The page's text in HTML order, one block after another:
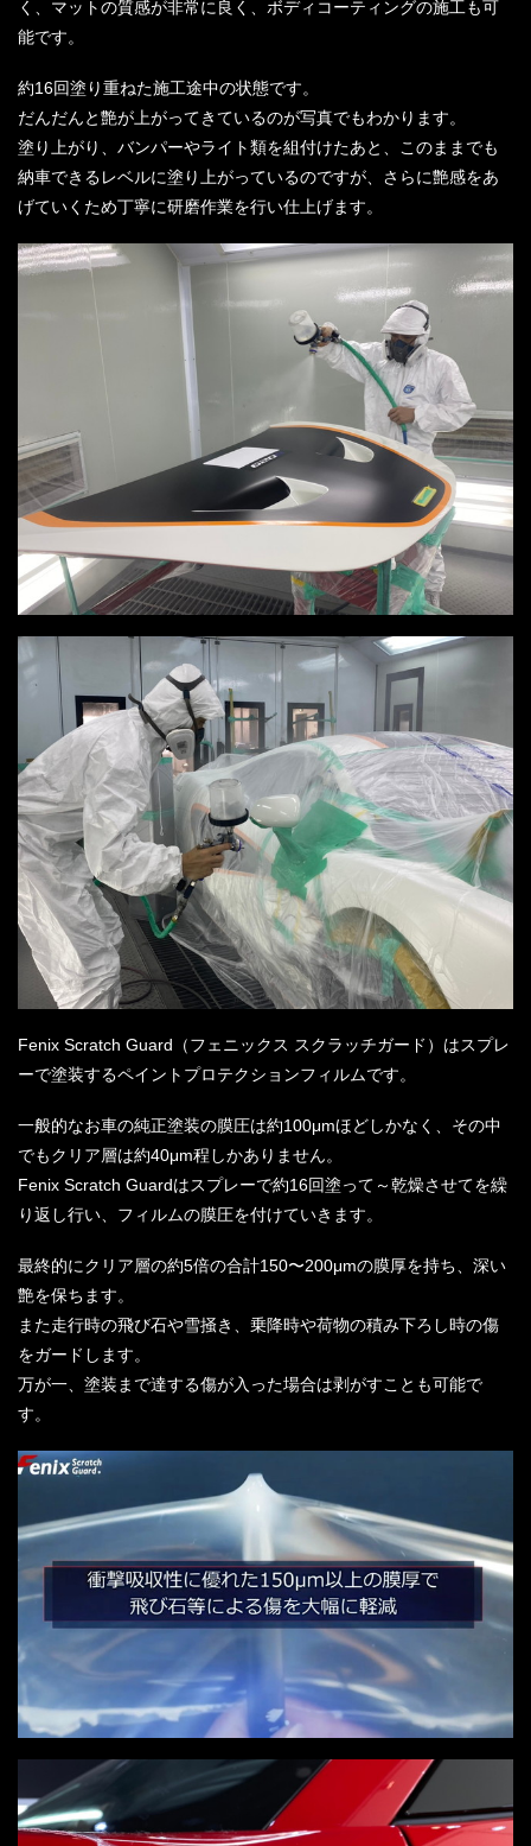
く、マットの質感が非常に良く、ボディコーティングの施工も可
能です。
約16回塗り重ねた施工途中の状態です。
だんだんと艶が上がってきているのが写真でもわかります。
塗り上がり、バンパーやライト類を組付けたあと、このままでも
納車できるレベルに塗り上がっているのですが、さらに艶感をあ
げていくため丁寧に研磨作業を行い仕上げます。
Fenix Scratch Guard（フェニックス スクラッチガード）はスプレ
ーで塗装するペイントプロテクションフィルムです。
一般的なお車の純正塗装の膜圧は約100μmほどしかなく、その中
でもクリア層は約40μm程しかありません。
Fenix Scratch Guardはスプレーで約16回塗って～乾燥させてを繰
り返し行い、フィルムの膜圧を付けていきます。
最終的にクリア層の約5倍の合計150〜200μmの膜厚を持ち、深い
艶を保ちます。
また走行時の飛び石や雪掻き、乗降時や荷物の積み下ろし時の傷
をガードします。
万が一、塗装まで達する傷が入った場合は剥がすことも可能で
す。